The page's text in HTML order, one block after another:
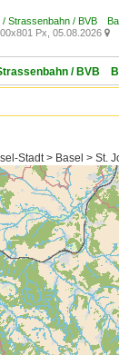
/ Strassenbahn / BVB
Px, 05.08.2026 
/
Stadt > Basel > St.